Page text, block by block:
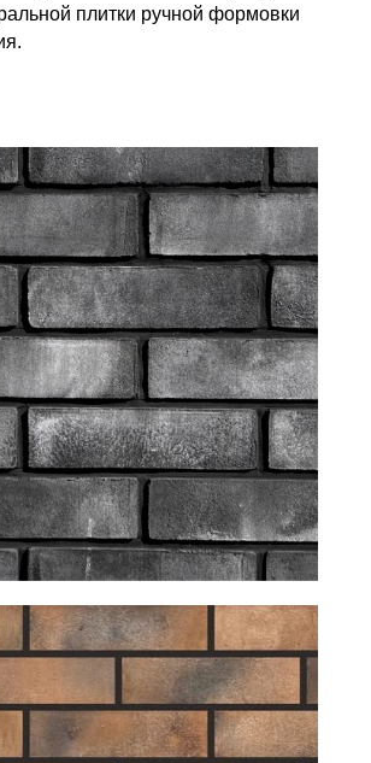
плитки ручной формовки